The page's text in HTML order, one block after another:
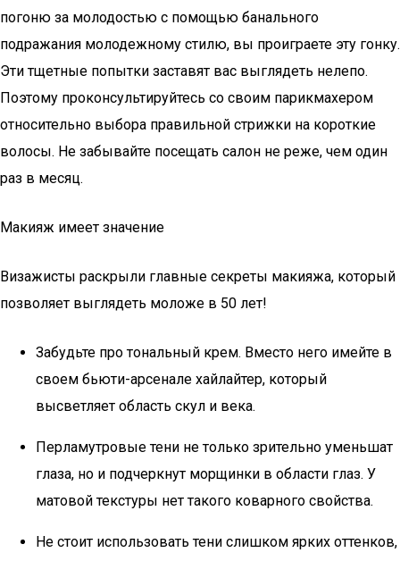
погоню за молодостью с помощью банального
подражания молодежному стилю, вы проиграете эту гонку.
Эти тщетные попытки заставят вас выглядеть нелепо.
Поэтому проконсультируйтесь со своим парикмахером
относительно выбора правильной стрижки на короткие
волосы. Не забывайте посещать салон не реже, чем один
раз в месяц.
Макияж имеет значение
Визажисты раскрыли главные секреты макияжа, который
позволяет выглядеть моложе в 50 лет!
Забудьте про тональный крем. Вместо него имейте в
своем бьюти-арсенале хайлайтер, который
высветляет область скул и века.
Перламутровые тени не только зрительно уменьшат
глаза, но и подчеркнут морщинки в области глаз. У
матовой текстуры нет такого коварного свойства.
Не стоит использовать тени слишком ярких оттенков,